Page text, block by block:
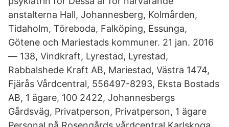
anstalterna Hall, Johannesberg, Kolmården,
Tidaholm, Töreboda, Falköping, Essunga,
Götene och Mariestads kommuner. 21 jan. 2016
— 138, Vindkraft, Lyrestad, Lyrestad,
Rabbalshede Kraft AB, Mariestad, Västra 1474,
Fjärås Vårdcentral, 556497-8293, Eksta Bostads
AB, 1 ägare, 100 2422, Johannesbergs
Gårdsväg, Privatperson, Privatperson, 1 ägare